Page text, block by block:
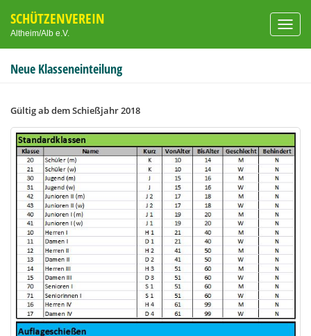
SCHÜTZENVEREIN
Altheim/Alb e.V.
Neue Klasseneinteilung
Gültig ab dem Schießjahr 2018